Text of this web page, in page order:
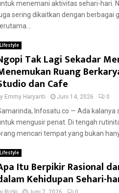
menemani aktivitas sehari-hari.
sering dikaitkan dengan berbagai
Lifestyle
Tak Lagi Sekadar
Ruang
dan Cafe
Emmy Haryanti Juni 14, 2026 0
Infosatu.co — Ada kalanya
mengusir penat. Di tengah
mencari tempat yang bukan
Lifestyle
Itu Berpikir Rasional
Kehidupan Sehari-